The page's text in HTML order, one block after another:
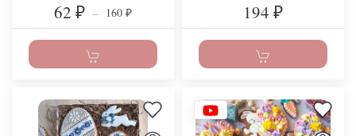
62 ₽ – 160 ₽ 194 ₽